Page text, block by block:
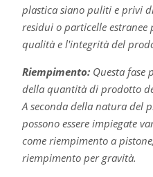
plastica siano puliti e privi
residui o particelle estranee
qualità e l'integrità del
Riempimento:Questa fase
della quantità di prodotto
A seconda della natura del
possono essere impiegate
come riempimento a
riempimento per gravità.